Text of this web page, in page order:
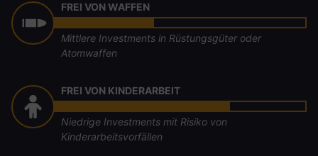
FREI VON WAFFEN
Mittlere Investments in Rüstungsgüter oder
Atomwaffen
FREI VON KINDERARBEIT
Niedrige Investments mit Risiko von
Kinderarbeitsvorfällen